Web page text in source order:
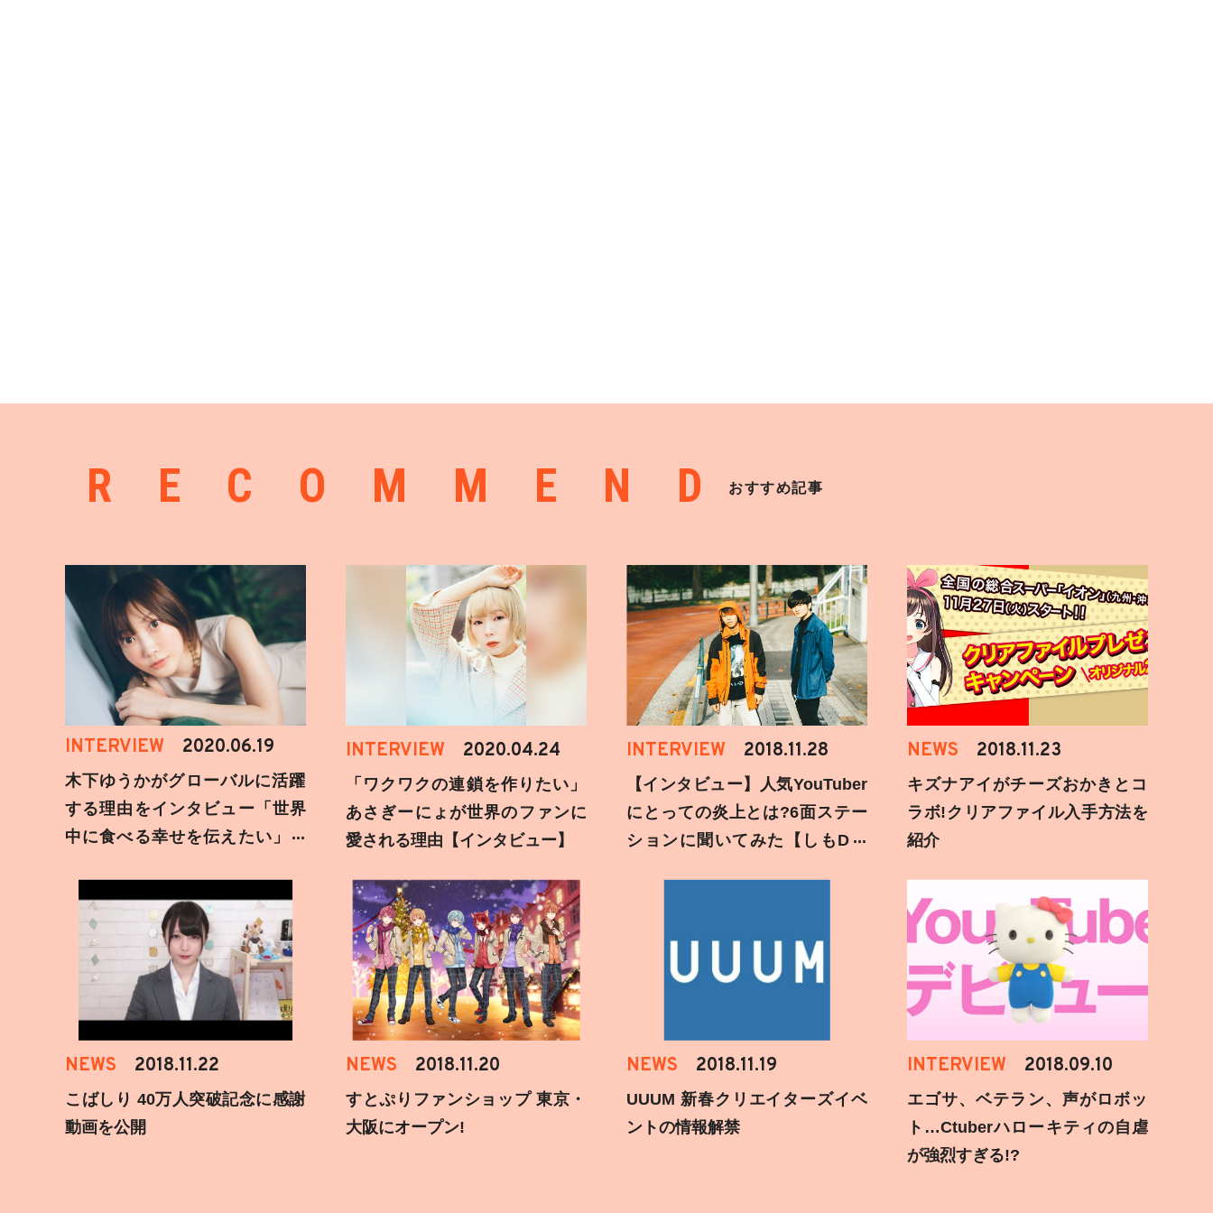
RECOMMENDおすすめ記事
INTERVIEW 2020.06.19
木下ゆうかがグローバルに活躍
する理由をインタビュー「世界
中に食べる幸せを伝えたい」新
INTERVIEW 2020.04.24
「ワクワクの連鎖を作りたい」
あさぎーにょが世界のファンに
愛される理由【インタビュー】
INTERVIEW 2018.11.28
【インタビュー】人気YouTuber
にとっての炎上とは?6面ステー
ションに聞いてみた【しもD遅
NEWS 2018.11.23
キズナアイがチーズおかきとコ
ラボ!クリアファイル入手方法を
紹介
NEWS 2018.11.22
こばしり 40万人突破記念に感謝
動画を公開
NEWS 2018.11.20
すとぷりファンショップ 東京・
大阪にオープン!
NEWS 2018.11.19
UUUM 新春クリエイターズイベ
ントの情報解禁
INTERVIEW 2018.09.10
エゴサ、ベテラン、声がロボッ
ト…Ctuberハローキティの自虐
が強烈すぎる!?